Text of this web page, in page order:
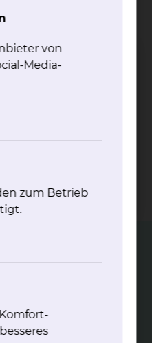
jährlich versorgt
drei Operationssäle
von
Media-
zum Betrieb